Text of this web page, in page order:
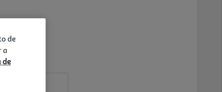
de
a
de